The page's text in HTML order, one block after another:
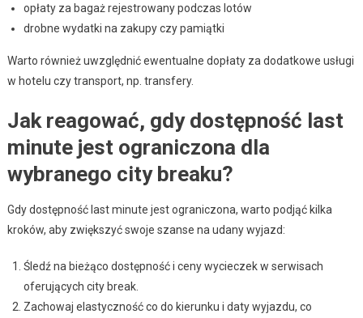
opłaty za bagaż rejestrowany podczas lotów
drobne wydatki na zakupy czy pamiątki
Warto również uwzględnić ewentualne dopłaty za dodatkowe usługi
w hotelu czy transport, np. transfery.
Jak reagować, gdy dostępność last
minute jest ograniczona dla
wybranego city breaku?
Gdy dostępność last minute jest ograniczona, warto podjąć kilka
kroków, aby zwiększyć swoje szanse na udany wyjazd:
Śledź na bieżąco dostępność i ceny wycieczek w serwisach
oferujących city break.
Zachowaj elastyczność co do kierunku i daty wyjazdu, co